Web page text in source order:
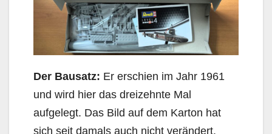
Der Bausatz: Er erschien im Jahr 1961
und wird hier das dreizehnte Mal
aufgelegt. Das Bild auf dem Karton hat
sich seit damals auch nicht verändert.